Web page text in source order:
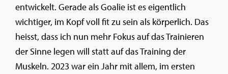
entwickelt. Gerade als Goalie ist es eigentlich
wichtiger, im Kopf voll fit zu sein als körperlich. Das
heisst, dass ich nun mehr Fokus auf das Trainieren
der Sinne legen will statt auf das Training der
Muskeln. 2023 war ein Jahr mit allem, im ersten